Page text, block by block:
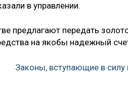
в управлении.
предлагают передать
на якобы надежный
Законы, вступающие в силу